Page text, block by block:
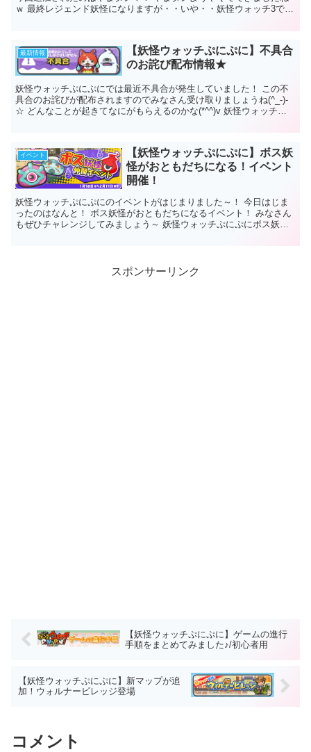
ｗ 最終レジェンド妖怪になりますが・・いや・・妖怪ウォッチ3で新
最新情報
【妖怪ウォッチぷにぷに】不具合
のお詫び配布情報★
妖怪ウォッチぷにぷにでは最近不具合が発生していました！ この不
具合のお詫びが配布されますのでみなさん受け取りましょうね(^_-)-
☆ どんなことが起きてなにがもらえるのかな(*^^)v 妖怪ウォッチぷ
イベント
【妖怪ウォッチぷにぷに】ボス妖
怪がおともだちになる！イベント
開催！
妖怪ウォッチぷにぷにのイベントがはじまりました～！ 今日はじま
ったのはなんと！ ボス妖怪がおともだちになるイベント！ みなさん
もぜひチャレンジしてみましょう～ 妖怪ウォッチぷにぷにボス妖怪
スポンサーリンク
【妖怪ウォッチぷにぷに】ゲームの進行
手順をまとめてみました♪/初心者用
【妖怪ウォッチぷにぷに】新マップが追
加！ウォルナービレッジ登場
コメント